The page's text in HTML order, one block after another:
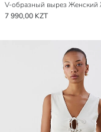
V-образный вырез Женский
7 990,00 KZT